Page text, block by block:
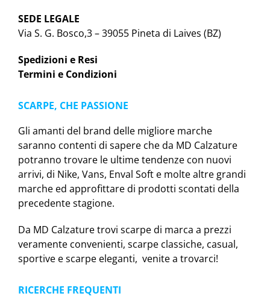
SEDE LEGALE
Via S. G. Bosco,3 – 39055 Pineta di Laives (BZ)
Spedizioni e Resi
Termini e Condizioni
SCARPE, CHE PASSIONE
Gli amanti del brand delle migliore marche
saranno contenti di sapere che da MD Calzature
potranno trovare le ultime tendenze con nuovi
arrivi, di Nike, Vans, Enval Soft e molte altre grandi
marche ed approfittare di prodotti scontati della
precedente stagione.
Da MD Calzature trovi scarpe di marca a prezzi
veramente convenienti, scarpe classiche, casual,
sportive e scarpe eleganti, venite a trovarci!
RICERCHE FREQUENTI